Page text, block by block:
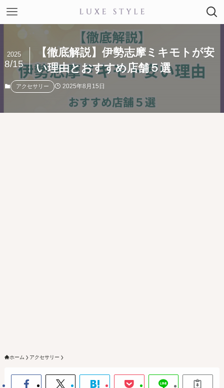
【徹底解説】伊勢志摩ミキモトが安
い理由とおすすめ店舗５選
2025
8/15
アクセサリー 2025年8月15日
ホーム アクセサリー